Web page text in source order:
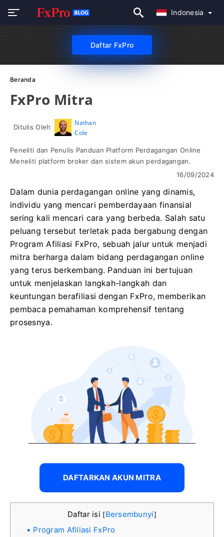
Indonesia
Daftar FxPro
Beranda
FxPro Mitra
Ditulis Oleh
Nathan
Cole
Peneliti dan Penulis Panduan Platform Perdagangan Online
Meneliti platform broker dan sistem akun perdagangan.
16/09/2024
Dalam dunia perdagangan online yang dinamis,
individu yang mencari pemberdayaan finansial
sering kali mencari cara yang berbeda. Salah satu
peluang tersebut terletak pada bergabung dengan
Program Afiliasi FxPro, sebuah jalur untuk menjadi
mitra berharga dalam bidang perdagangan online
yang terus berkembang. Panduan ini bertujuan
untuk menjelaskan langkah-langkah dan
keuntungan berafiliasi dengan FxPro, memberikan
pembaca pemahaman komprehensif tentang
prosesnya.
DAFTARKAN AKUN MITRA
Daftar isi [Bersembunyi]
Program Afiliasi FxPro